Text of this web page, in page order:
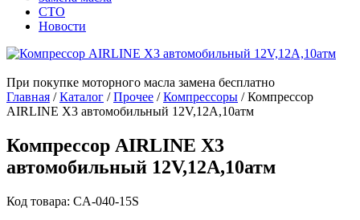
СТО
Новости
При покупке моторного масла замена бесплатно
Главная /Каталог /Прочее /Компрессоры /Компрессор
AIRLINE X3 автомобильный 12V,12А,10атм
Компрессор AIRLINE X3
автомобильный 12V,12А,10атм
Код товара: CA-040-15S